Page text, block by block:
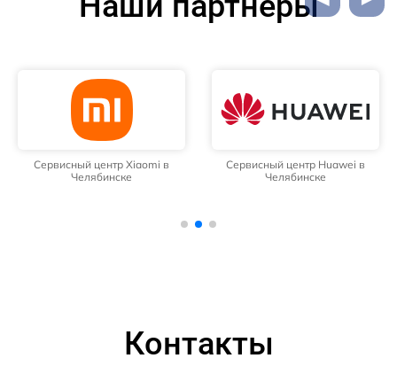
Сервисный центр Xiaomi в
Челябинске
Сервисный центр Huawei в
Челябинске
Контакты